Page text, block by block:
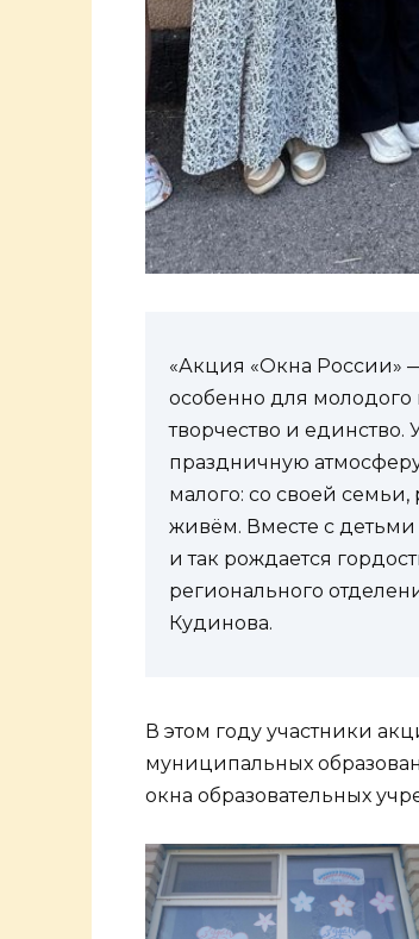
«Акция «Окна России»
особенно для молодого
творчество и
праздничную
малого: со своей
живём. Вместе с детьми
и так рождается
регионального
Кудинова.
В этом году участники
муниципальных
окна образовательных